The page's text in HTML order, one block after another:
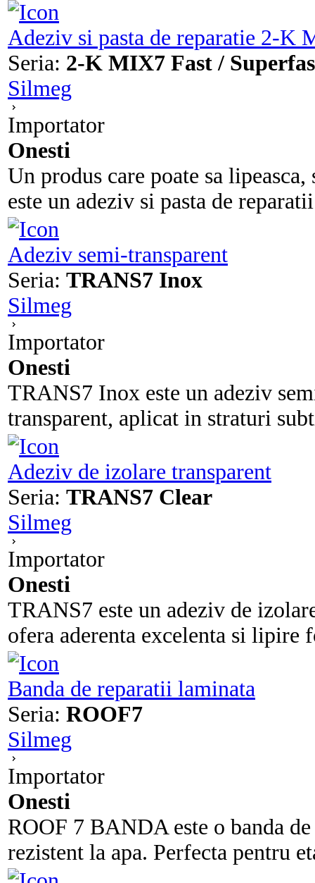
Adeziv si pasta de reparatie 2-K
Seria: 2-K MIX7 Fast /
Silmeg
Importator
Onesti
Un produs care poate sa
este un adeziv si pasta de
Adeziv semi-transparent
Seria: TRANS7 Inox
Silmeg
Importator
Onesti
TRANS7 Inox este un adeziv
transparent, aplicat in straturi
Adeziv de izolare transparent
Seria: TRANS7 Clear
Silmeg
Importator
Onesti
TRANS7 este un adeziv de
ofera aderenta excelenta si lipire
Banda de reparatii laminata
Seria: ROOF7
Silmeg
Importator
Onesti
ROOF 7 BANDA este o banda
rezistent la apa. Perfecta pentru